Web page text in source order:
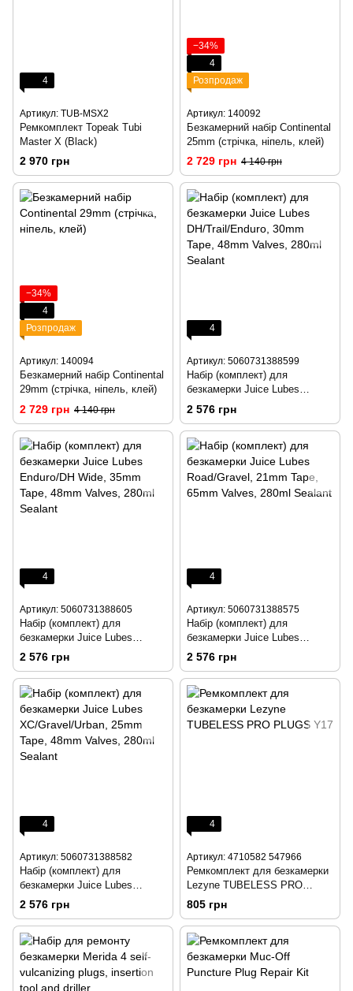
4
Артикул: TUB-MSX2
Ремкомплект Topeak Tubi
Master X (Black)
2 970 грн
−34%
4
Розпродаж
Артикул: 140092
Безкамерний набір Continental
25mm (стрічка, ніпель, клей)
2 729 грн 4 140 грн
−34%
4
Розпродаж
Артикул: 140094
Безкамерний набір Continental
29mm (стрічка, ніпель, клей)
2 729 грн 4 140 грн
4
Артикул: 5060731388599
Набір (комплект) для
безкамерки Juice Lubes
DH/Trail/Enduro, 30mm Tape,
48mm Valves, 280ml Sealant
2 576 грн
4
Артикул: 5060731388605
Набір (комплект) для
безкамерки Juice Lubes
Enduro/DH Wide, 35mm Tape,
48mm Valves, 280ml Sealant
2 576 грн
4
Артикул: 5060731388575
Набір (комплект) для
безкамерки Juice Lubes
Road/Gravel, 21mm Tape,
65mm Valves, 280ml Sealant
2 576 грн
4
Артикул: 5060731388582
Набір (комплект) для
безкамерки Juice Lubes
XC/Gravel/Urban, 25mm Tape,
48mm Valves, 280ml Sealant
2 576 грн
4
Артикул: 4710582 547966
Ремкомплект для безкамерки
Lezyne TUBELESS PRO
PLUGS Y17
805 грн